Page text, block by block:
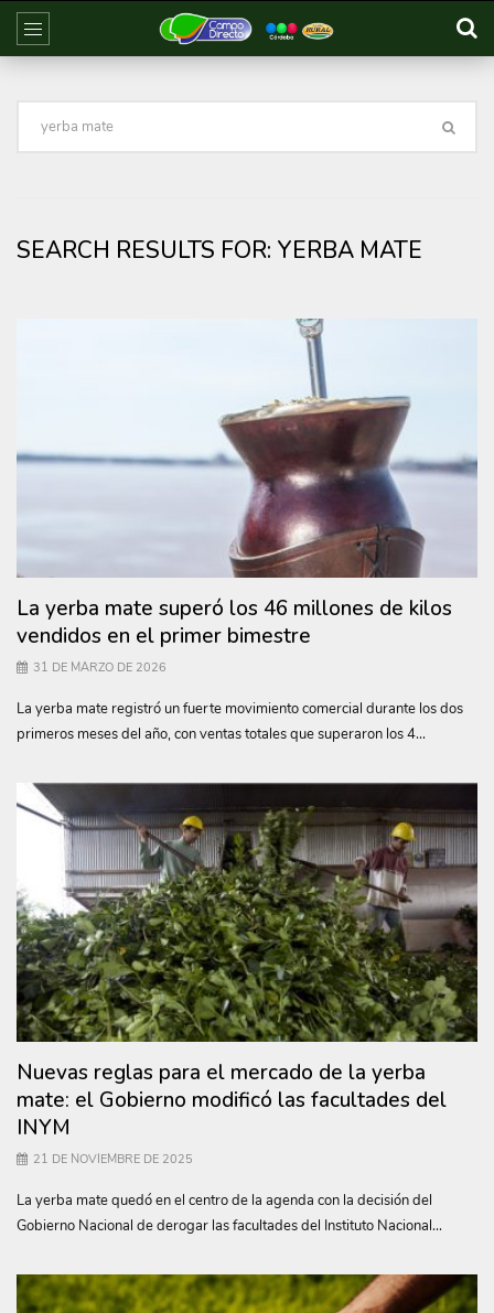
SEARCH RESULTS FOR: YERBA MATE
La yerba mate superó los 46 millones de kilos
vendidos en el primer bimestre
31 DE MARZO DE 2026
La yerba mate registró un fuerte movimiento comercial durante los dos
primeros meses del año, con ventas totales que superaron los 4...
Nuevas reglas para el mercado de la yerba
mate: el Gobierno modificó las facultades del
INYM
21 DE NOVIEMBRE DE 2025
La yerba mate quedó en el centro de la agenda con la decisión del
Gobierno Nacional de derogar las facultades del Instituto Nacional...